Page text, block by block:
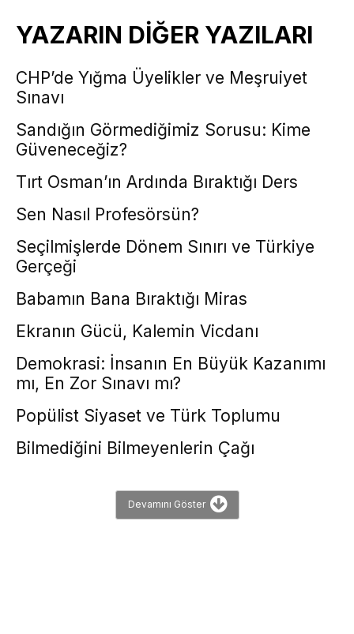
YAZARIN DİĞER YAZILARI
CHP’de Yığma Üyelikler ve Meşruiyet
Sınavı
Sandığın Görmediğimiz Sorusu: Kime
Güveneceğiz?
Tırt Osman’ın Ardında Bıraktığı Ders
Sen Nasıl Profesörsün?
Seçilmişlerde Dönem Sınırı ve Türkiye
Gerçeği
Babamın Bana Bıraktığı Miras
Ekranın Gücü, Kalemin Vicdanı
Demokrasi: İnsanın En Büyük Kazanımı
mı, En Zor Sınavı mı?
Popülist Siyaset ve Türk Toplumu
Bilmediğini Bilmeyenlerin Çağı
Devamını Göster